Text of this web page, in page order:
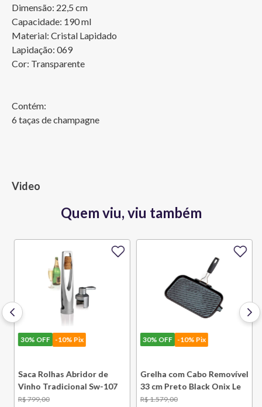
Dimensão: 22,5 cm
Capacidade: 190 ml
Material: Cristal Lapidado
Lapidação: 069
Cor: Transparente
Contém:
6 taças de champagne
Video
Quem viu, viu também
30%OFF -10% Pix
Saca Rolhas Abridor de
Vinho Tradicional Sw-107
Ply Le Creuset
R$799,00
30%OFF -10% Pix
Grelha com Cabo Removível
33 cm Preto Black Onix Le
Creuset
R$1.579,00